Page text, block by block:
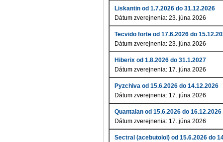
Liskantin od 1.7.2026 do 31.12.2026
Dátum zverejnenia: 23. júna 2026
Tecvido forte od 17.6.2026 do
Dátum zverejnenia: 23. júna 2026
Hiberix od 1.8.2026 do 31.1.2027
Dátum zverejnenia: 17. júna 2026
Pyzchiva od 15.6.2026 do 14.12.2026
Dátum zverejnenia: 17. júna 2026
Quantalan od 15.6.2026 do 16.12.2026
Dátum zverejnenia: 17. júna 2026
Sectral (acebutolol) od 15.6.2026 do